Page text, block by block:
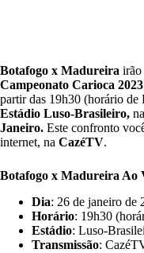
Botafogo x Madureira irão
Campeonato Carioca 2023
partir das 19h30 (horário
Estádio Luso-Brasileiro, na
Janeiro. Este confronto
internet, na CazéTV.
Botafogo x Madureira Ao
Dia: 26 de janeiro de
Horário: 19h30
Estádio: Luso-
Transmissão: